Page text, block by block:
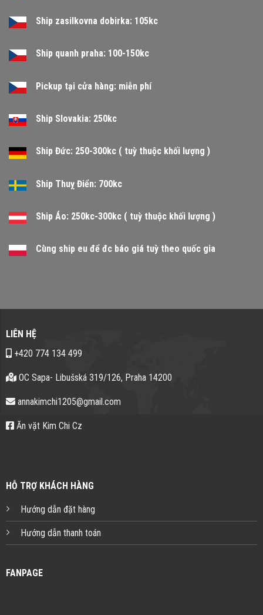
Ship zasilkovna dobirka: 105kc
Ship quanh praha: 100-150kc
Pickup tại cửa hàng: miễn phí
Ship Slovakia: 250kc
Ship Đức: 250-300kc ( tuỳ thuộc khối lượng )
Ship Thuỵ Điển: 700kc
Ship Áo: 250kc-300kc ( tuỳ thuộc khối lượng )
Cùng ship eu để đc báo giá tuỳ theo quốc gia
LIÊN HỆ
+420 774 134 499
OC Sapa- Libušská 319/126, Praha 14200
annakimchi1205@gmail.com
Ăn vặt Kim Chi Cz
HỖ TRỢ KHÁCH HÀNG
Hướng dẫn đặt hàng
Hướng dẫn thanh toán
FANPAGE